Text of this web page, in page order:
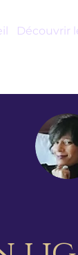
Découvrir